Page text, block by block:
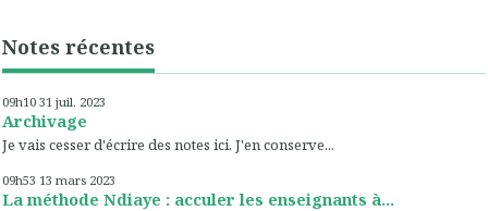
Notes récentes
09h10 31 juil. 2023
Archivage
Je vais cesser d'écrire des notes ici. J'en conserve...
09h53 13 mars 2023
La méthode Ndiaye : acculer les enseignants à...